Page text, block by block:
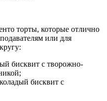
торты, которые отлично
или для
бисквит с творожно-
бисквит с